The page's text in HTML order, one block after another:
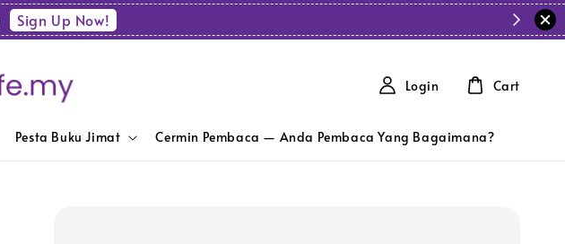
Sign Up Now!
Pesta Buku Jimat Cermin Pembaca — Anda Pembaca Yang Bagaimana?
Login Cart